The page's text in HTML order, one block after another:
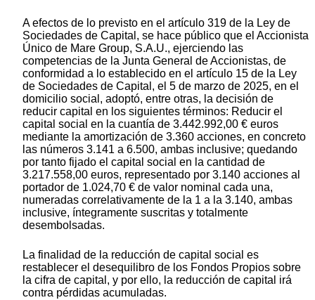
A efectos de lo previsto en el artículo 319 de la Ley de
Sociedades de Capital, se hace público que el Accionista
Único de Mare Group, S.A.U., ejerciendo las
competencias de la Junta General de Accionistas, de
conformidad a lo establecido en el artículo 15 de la Ley
de Sociedades de Capital, el 5 de marzo de 2025, en el
domicilio social, adoptó, entre otras, la decisión de
reducir capital en los siguientes términos: Reducir el
capital social en la cuantía de 3.442.992,00 € euros
mediante la amortización de 3.360 acciones, en concreto
las números 3.141 a 6.500, ambas inclusive; quedando
por tanto fijado el capital social en la cantidad de
3.217.558,00 euros, representado por 3.140 acciones al
portador de 1.024,70 € de valor nominal cada una,
numeradas correlativamente de la 1 a la 3.140, ambas
inclusive, íntegramente suscritas y totalmente
desembolsadas.
La finalidad de la reducción de capital social es
restablecer el desequilibro de los Fondos Propios sobre
la cifra de capital, y por ello, la reducción de capital irá
contra pérdidas acumuladas.